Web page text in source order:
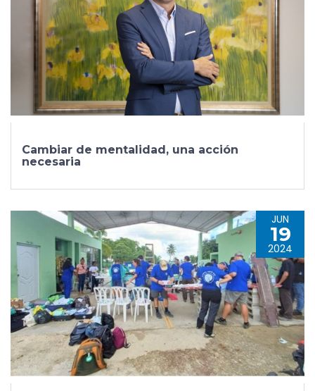
Cambiar de mentalidad, una acción
necesaria
JUN
19
2024